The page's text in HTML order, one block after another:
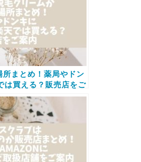
まとめ！薬局やドン
は買える？販売店をご